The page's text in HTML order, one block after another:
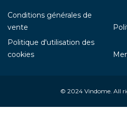
Conditions générales de
vente
Politique d'utilisation des
cookies
© 2024 Vindome. All